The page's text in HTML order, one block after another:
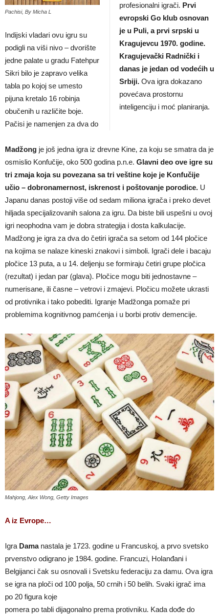
Pachisi, By Micha L
Indijski vladari ovu igru su
podigli na viši nivo – dvorište
jedne palate u gradu Fatehpur
Sikri bilo je zapravo velika
tabla po kojoj se umesto
pijuna kretalo 16 robinja
obučenih u različite boje.
Pačisi je namenjen za dva do
profesionalni igrači. Prvi
evropski Go klub osnovan
je u Puli, a prvi srpski u
Kragujevcu 1970. godine.
Kragujevački Radnički i
danas je jedan od vodećih u
Srbiji. Ova igra dokazano
povećava prostornu
inteligenciju i moć planiranja.
Madžong je još jedna igra iz drevne Kine, za koju se smatra da je
osmislio Konfučije, oko 500 godina p.n.e. Glavni deo ove igre su
tri zmaja koja su povezana sa tri veštine koje je Konfučije
učio – dobronamernost, iskrenost i poštovanje porodice. U
Japanu danas postoji više od sedam miliona igrača i pre­ko devet
hiljada specijalizovanih salona za igru. Da biste bili uspešni u ovoj
igri neophodna vam je dobra strategija i dosta kalkulacije.
Madžong je igra za dva do četiri igrača sa setom od 144 pločice
na kojima se nalaze kineski znakovi i simboli. Igrači dele i bacaju
pločice 13 puta, a u 14. deljenju se formiraju četiri grupe pločica
(rezultat) i jedan par (glava). Pločice mogu biti jednostavne –
numerisane, ili časne – vetrovi i zmajevi. Pločicu možete ukrasti
od protivnika i tako pobediti. Igranje Madžonga pomaže pri
problemima kognitivnog pamćenja i u borbi protiv demencije.
Mahjong, Alex Wong, Getty Images
A iz Evrope…
Igra Damanastala je 1723. godine u Francuskoj, a prvo svetsko
prvenstvo odigrano je 1984. godine. Francuzi, Holanđani i
Belgijanci čak su osnovali i Svetsku federaciju za damu. Ova igra
se igra na ploči od 100 polja, 50 crnih i 50 belih. Svaki igrač ima
po 20 figura koje
pomera po tabli dijagonalno prema protivniku. Kada dođe do